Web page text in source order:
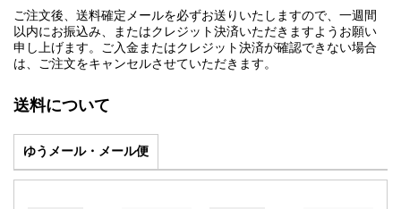
ご注文後、送料確定メールを必ずお送りいたしますので、一週間
以内にお振込み、またはクレジット決済いただきますようお願い
申し上げます。ご入金またはクレジット決済が確認できない場合
は、ご注文をキャンセルさせていただきます。
送料について
ゆうメール・メール便